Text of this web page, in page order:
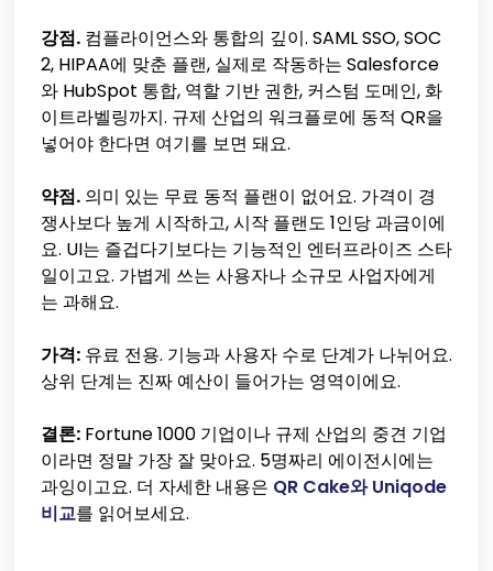
강점. 컴플라이언스와 통합의 깊이. SAML SSO, SOC
2, HIPAA에 맞춘 플랜, 실제로 작동하는 Salesforce
와 HubSpot 통합, 역할 기반 권한, 커스텀 도메인, 화
이트라벨링까지. 규제 산업의 워크플로에 동적 QR을
넣어야 한다면 여기를 보면 돼요.
약점. 의미 있는 무료 동적 플랜이 없어요. 가격이 경
쟁사보다 높게 시작하고, 시작 플랜도 1인당 과금이에
요. UI는 즐겁다기보다는 기능적인 엔터프라이즈 스타
일이고요. 가볍게 쓰는 사용자나 소규모 사업자에게
는 과해요.
가격: 유료 전용. 기능과 사용자 수로 단계가 나뉘어요.
상위 단계는 진짜 예산이 들어가는 영역이에요.
결론: Fortune 1000 기업이나 규제 산업의 중견 기업
이라면 정말 가장 잘 맞아요. 5명짜리 에이전시에는
과잉이고요. 더 자세한 내용은 QR Cake와 Uniqode
비교를 읽어보세요.